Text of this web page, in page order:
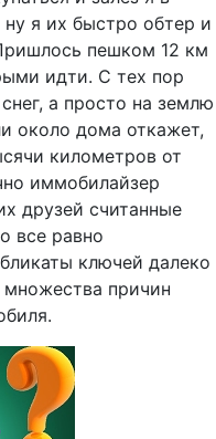
я их быстро обтер и
пешком 12 км
идти. С тех пор
а просто на землю
около дома откажет,
километров от
иммобилайзер
друзей считанные
все равно
ключей далеко
причин